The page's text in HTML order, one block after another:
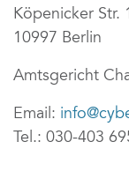
Köpenicker Str.
10997 Berlin
Amtsgericht
Email:
Tel.: 030-403